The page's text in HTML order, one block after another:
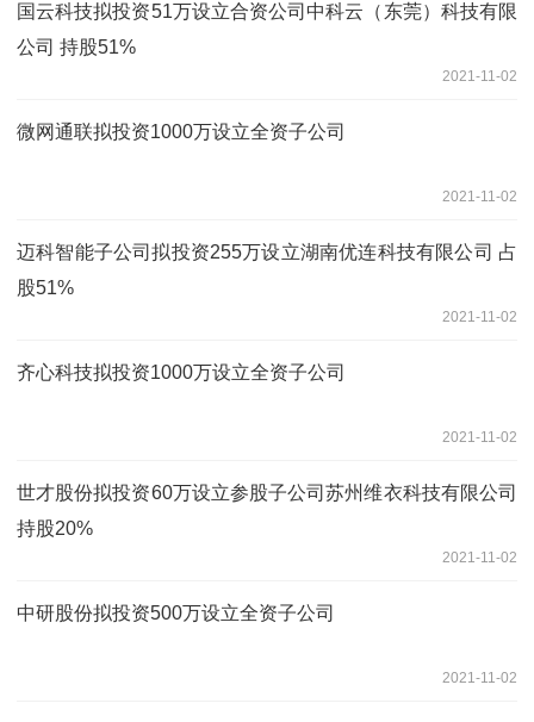
国云科技拟投资51万设立合资公司中科云（东莞）科技有限
公司 持股51%
2021-11-02
微网通联拟投资1000万设立全资子公司
2021-11-02
迈科智能子公司拟投资255万设立湖南优连科技有限公司 占
股51%
2021-11-02
齐心科技拟投资1000万设立全资子公司
2021-11-02
世才股份拟投资60万设立参股子公司苏州维衣科技有限公司
持股20%
2021-11-02
中研股份拟投资500万设立全资子公司
2021-11-02